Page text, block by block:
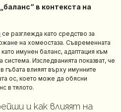
в контекста на
се разглежда като средство за
на хомеостаза. Съвременната
имунен баланс, адаптация към
Изследванията показват, че
гъбата влияят върху имунните
ос, което може да обясни
в тялото.
и как влияят на